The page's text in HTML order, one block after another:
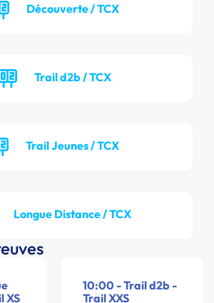
Découverte / TCX
Trail d2b / TCX
Trail Jeunes / TCX
Longue Distance / TCX
XS
10:00 - Trail d2b -
Trail XXS